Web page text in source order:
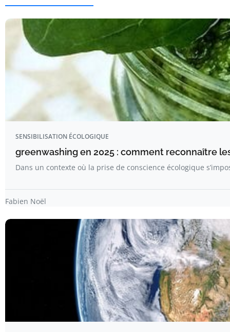
SENSIBILISATION ÉCOLOGIQUE
greenwashing en 2025 : comment reconnaître
Dans un contexte où la prise de conscience écologique
Fabien Noël